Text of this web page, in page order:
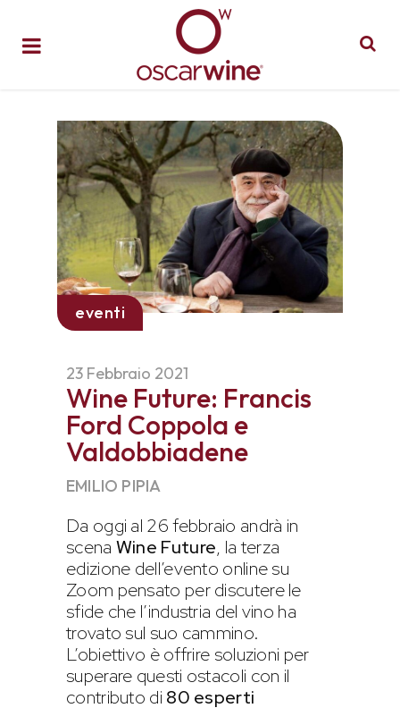
eventi
23 Febbraio 2021
Wine Future: Francis
Ford Coppola e
Valdobbiadene
EMILIO PIPIA
Da oggi al 26 febbraio andrà in
scena Wine Future, la terza
edizione dell’evento online su
Zoom pensato per discutere le
sfide che l’industria del vino ha
trovato sul suo cammino.
L’obiettivo è offrire soluzioni per
superare questi ostacoli con il
contributo di 80 esperti